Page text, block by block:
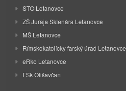
STO Letanovce
ZŠ Juraja Sklenára Letanovce
MŠ Letanovce
Rímskokatolícky farský úrad Letanovce
eRko Letanovce
FSk Olišavčan